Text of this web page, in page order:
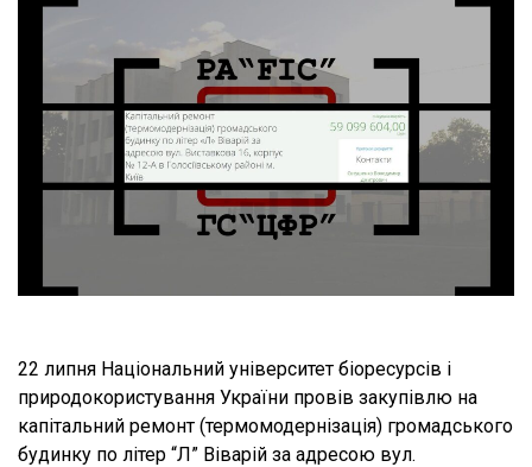
22 липня Національний університет біоресурсів і
природокористування України провів закупівлю на
капітальний ремонт (термомодернізація) громадського
будинку по літер “Л” Віварій за адресою вул.